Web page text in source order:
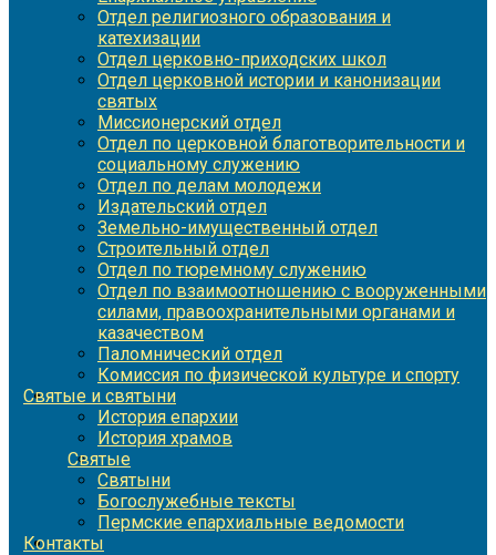
Отдел религиозного образования и
катехизации
Отдел церковно-приходских школ
Отдел церковной истории и канонизации
святых
Миссионерский отдел
Отдел по церковной благотворительности и
социальному служению
Отдел по делам молодежи
Издательский отдел
Земельно-имущественный отдел
Строительный отдел
Отдел по тюремному служению
Отдел по взаимоотношению с вооруженными
силами, правоохранительными органами и
казачеством
Паломнический отдел
Комиссия по физической культуре и спорту
Святые и святыни
История епархии
История храмов
Святые
Святыни
Богослужебные тексты
Пермские епархиальные ведомости
Контакты